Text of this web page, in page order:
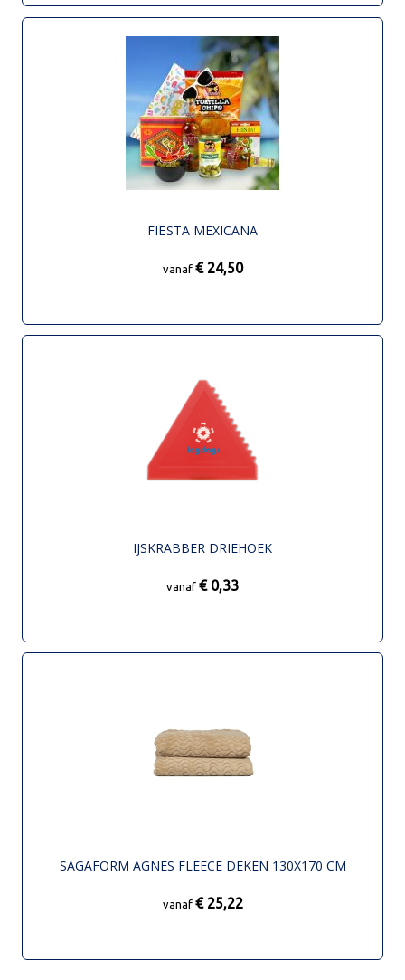
FIËSTA MEXICANA
vanaf € 24,50
IJSKRABBER DRIEHOEK
vanaf € 0,33
SAGAFORM AGNES FLEECE DEKEN 130X170 CM
vanaf € 25,22